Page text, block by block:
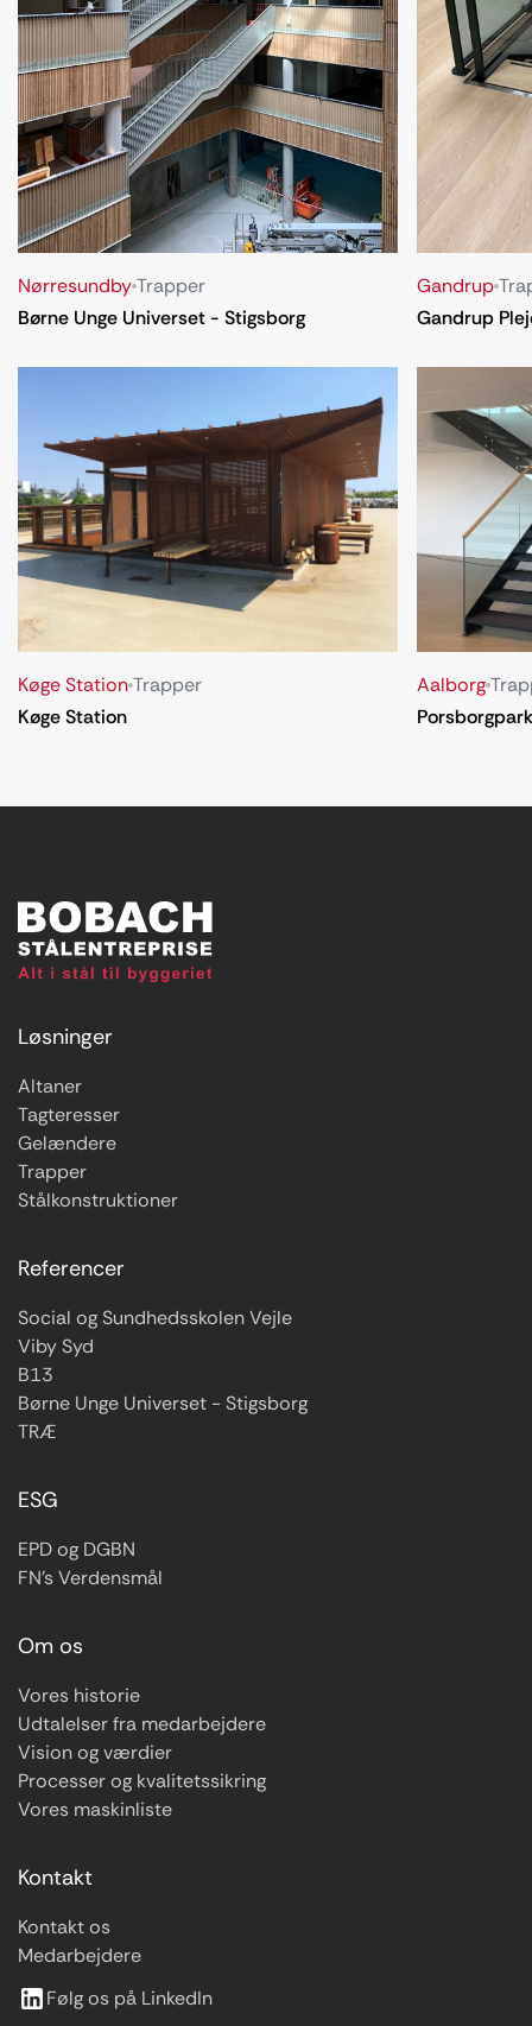
NørresundbyTrapper
Børne Unge Universet - Stigsborg
Gandrup
Gandrup
Køge StationTrapper
Køge Station
Aalborg
Løsninger
Altaner
Tagteresser
Gelændere
Trapper
Stålkonstruktioner
Referencer
Social og Sundhedsskolen Vejle
Viby Syd
B13
Børne Unge Universet - Stigsborg
TRÆ
ESG
EPD og DGBN
FN’s Verdensmål
Om os
Vores historie
Udtalelser fra medarbejdere
Vision og værdier
Processer og kvalitetssikring
Vores maskinliste
Kontakt
Kontakt os
Medarbejdere
Følg os på LinkedIn